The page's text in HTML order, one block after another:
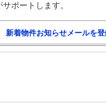
ポートします。